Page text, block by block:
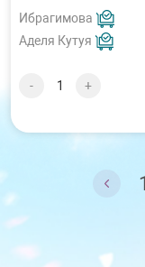
Ибрагимова
Аделя Кутуя
- +
1